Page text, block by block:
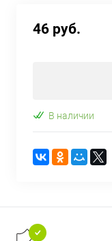
46 руб.
В наличии